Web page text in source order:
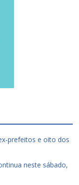
prefeitos e oito dos
neste sábado,